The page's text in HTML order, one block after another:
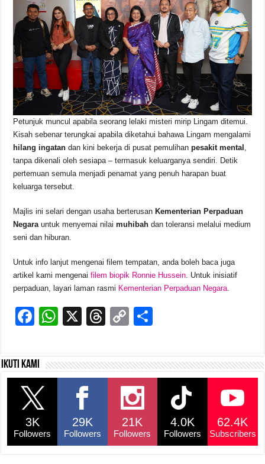
Petunjuk muncul apabila seorang lelaki misteri mirip Lingam ditemui.
Kisah sebenar terungkai apabila diketahui bahawa Lingam mengalami
hilang ingatan dan kini bekerja di pusat pemulihanpesakit mental
tanpa dikenali oleh sesiapa – termasuk keluarganya sendiri. Detik
pertemuan semula menjadi penamat yang penuh harapan buat
keluarga tersebut.
Majlis ini selari dengan usaha berterusanKementerian Perpaduan
Negara untuk menyemai nilaimuhibah dan toleransi melalui medium
seni dan hiburan.
Untuk info lanjut mengenai filem tempatan, anda boleh baca juga
artikel kami mengenaifilem biopik Ronnie Hussein . Untuk inisiatif
perpaduan, layari laman rasmi Kementerian Perpaduan Negara
F
c
e
b
o
o
k
W
s
p
X
T
a
C
y
Li
n
k
e
Ikuti kami
3K
Followers
29K
Followers
21K
Followers
4.0K
Followers
62.4K
Subscribers